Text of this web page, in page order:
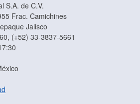
S.A. de C.V.
Frac. Camichines
Jalisco
(+52) 33-3837-5661